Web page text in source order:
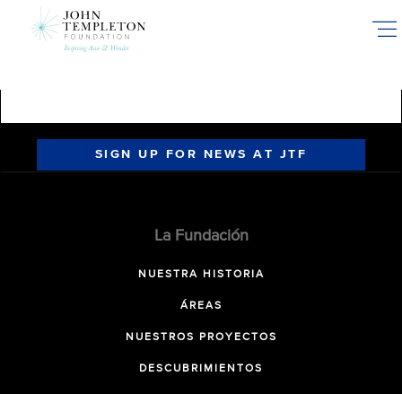
SIGN UP FOR NEWS AT JTF
La Fundación
NUESTRA HISTORIA
ÁREAS
NUESTROS PROYECTOS
DESCUBRIMIENTOS